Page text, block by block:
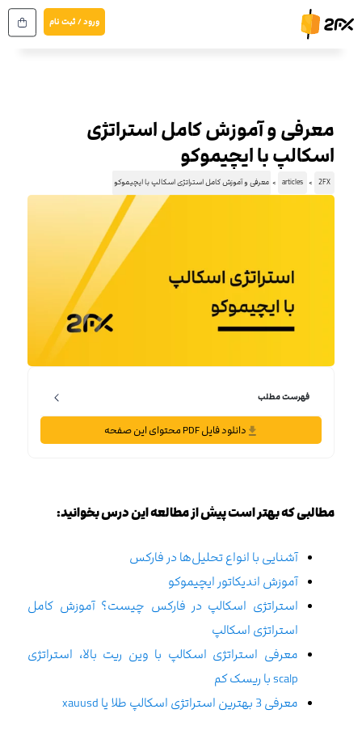
به
ورود / ثبت نام
معرفی و آموزش کامل استراتژی
اسکالپ با ایچیموکو
2FX
articles معرفی و آموزش کامل استراتژی اسکالپ با ایچیموکو
فهرست مطلب
دانلود فایل PDF محتوای این صفحه
مطالبی که بهتر است پیش از مطالعه این درس بخوانید:
آشنایی با انواع تحلیل‌ها در فارکس
آموزش اندیکاتور ایچیموکو
استراتژی اسکالپ در فارکس چیست؟ آموزش کامل
استراتژی اسکالپ‌
معرفی استراتژی اسکالپ با وین ریت بالا، استراتژی
scalp با ریسک کم
معرفی 3 بهترین استراتژی اسکالپ طلا یا xauusd